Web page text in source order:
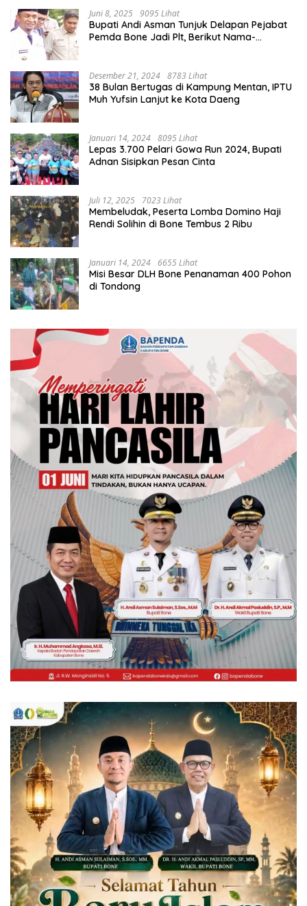
Juni 8, 2025 9095 Lihat
Bupati Andi Asman Tunjuk Delapan Pejabat
Pemda Bone Jadi Plt, Berikut Nama-
Desember 21, 2024 8783 Lihat
38 Bulan Bertugas di Kampung Mentan, IPTU
Muh Yufsin Lanjut ke Kota Daeng
Januari 14, 2024 8095 Lihat
Lepas 3.700 Pelari Gowa Run 2024, Bupati
Adnan Sisipkan Pesan Cinta
Juli 12, 2025 7023 Lihat
Membeludak, Peserta Lomba Domino Haji
Rendi Solihin di Bone Tembus 2 Ribu
Januari 14, 2024 6655 Lihat
Misi Besar DLH Bone Penanaman 400 Pohon
di Tondong